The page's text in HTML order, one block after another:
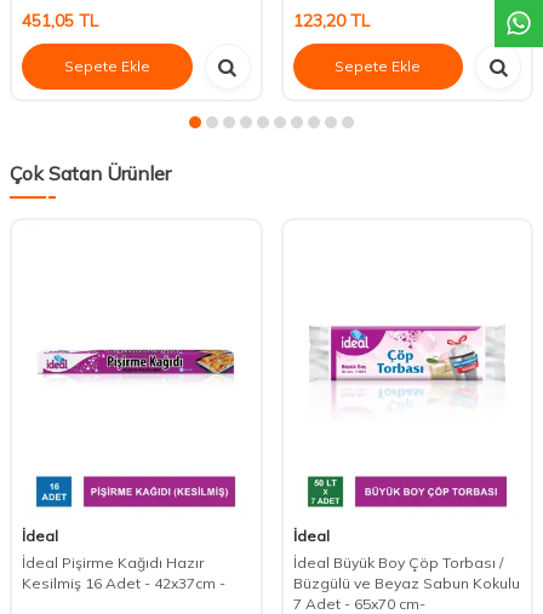
451,05 TL
Sepete Ekle
123,20TL
Sepete Ekle
Çok Satan Ürünler
İdeal
İdeal Pişirme Kağıdı Hazır
Kesilmiş 16 Adet - 42x37cm -
İdeal
İdeal Büyük Boy Çöp Torbası /
Büzgülü ve Beyaz Sabun Kokulu
7 Adet - 65x70 cm-